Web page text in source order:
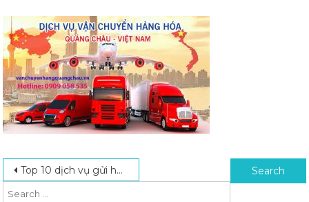
Post navigation
Top 10 dịch vụ gửi hàng đi Trung Quốc giá rẻ chất lượng Search for: